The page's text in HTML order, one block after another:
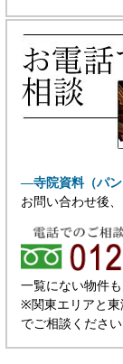
―寺院資料（パ
お問い合わせ後
一覧にない物件
※関東エリアと東
でご相談ください